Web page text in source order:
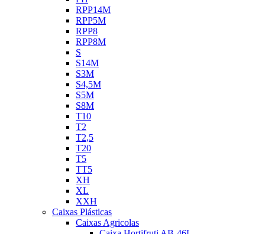
RPP14M
RPP5M
RPP8
RPP8M
S
S14M
S3M
S4,5M
S5M
S8M
T10
T2
T2,5
T20
T5
TT5
XH
XL
XXH
Caixas Plásticas
Caixas Agricolas